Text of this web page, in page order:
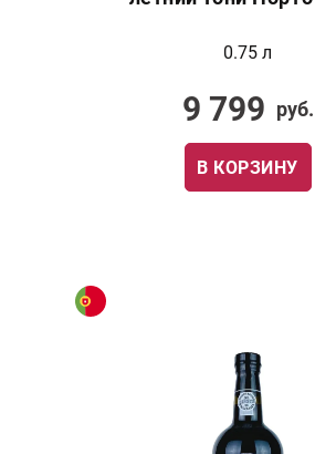
0.75 л
9 799 руб.
В КОРЗИНУ